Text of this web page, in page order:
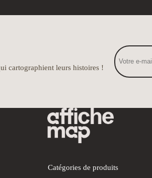
cartographient leurs histoires !
Catégories de produits